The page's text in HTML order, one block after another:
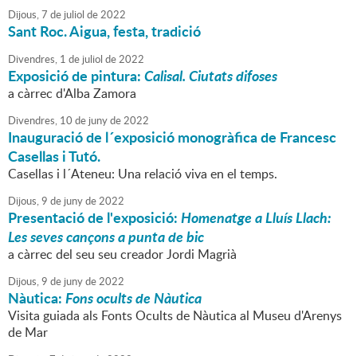
Dijous,7 de juliol de2022
Sant Roc. Aigua, festa, tradició
Divendres, 1 de juliol de2022
Exposició de pintura:Calisal.Ciutats difoses
a càrrec d'Alba Zamora
Divendres, 10 de junyde2022
Inauguració de l´exposició monogràfica de Francesc
Casellas i Tutó.
Casellas i l´Ateneu: Una relació viva en el temps.
Dijous,9 de junyde2022
Presentació de l'exposició:Homenatge a Lluís Llach:
Les seves cançons a punta de bic
a càrrec del seu seu creador Jordi Magrià
Dijous,9 de junyde2022
Nàutica:Fons ocults de Nàutica
Visita guiada als Fonts Ocults de Nàutica al Museu d'Arenys
de Mar